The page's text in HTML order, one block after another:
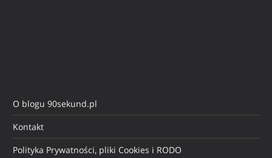
O blogu 90sekund.pl
Kontakt
Polityka Prywatności, pliki Cookies i RODO